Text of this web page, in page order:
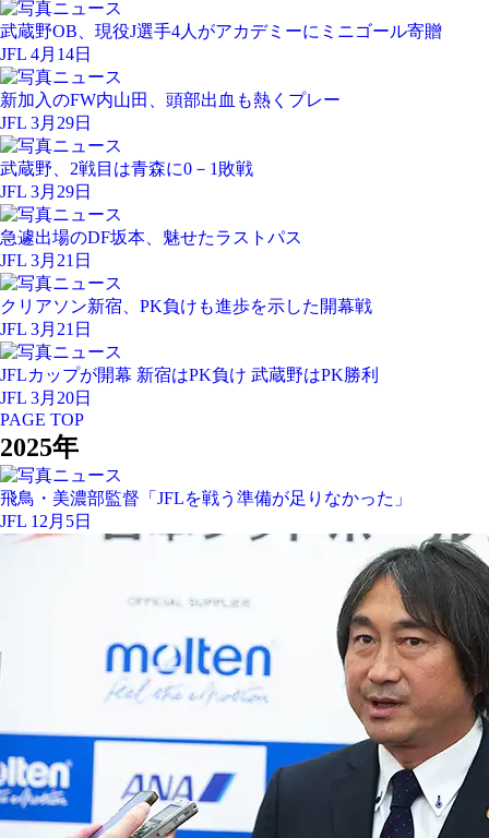
武蔵野OB、現役J選手4人がアカデミーにミニゴール寄贈
JFL 4月14日
新加入のFW内山田、頭部出血も熱くプレー
JFL 3月29日
武蔵野、2戦目は青森に0－1敗戦
JFL 3月29日
急遽出場のDF坂本、魅せたラストパス
JFL 3月21日
クリアソン新宿、PK負けも進歩を示した開幕戦
JFL 3月21日
JFLカップが開幕 新宿はPK負け 武蔵野はPK勝利
JFL 3月20日
PAGE TOP
2025年
飛鳥・美濃部監督「JFLを戦う準備が足りなかった」
JFL 12月5日